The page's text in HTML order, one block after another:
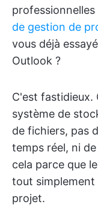
de gestion de
vous déjà
Outlook ?
C'est fastidieux.
système de
de fichiers, pas
temps réel, ni
cela parce que
tout simplement
projet.